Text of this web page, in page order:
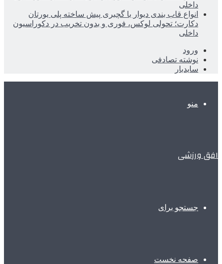
داخلی
انواع قاب بندی دیوار با گچبری پیش ساخته پلی یورتان
دکارت؛ تحولی لوکس، فوری و بدون تخریب در دکوراسیون
داخلی
ورود
نوشته تصادفی
سایدبار
منو
افق ورزشی
جستجو برای
صفحه نخست